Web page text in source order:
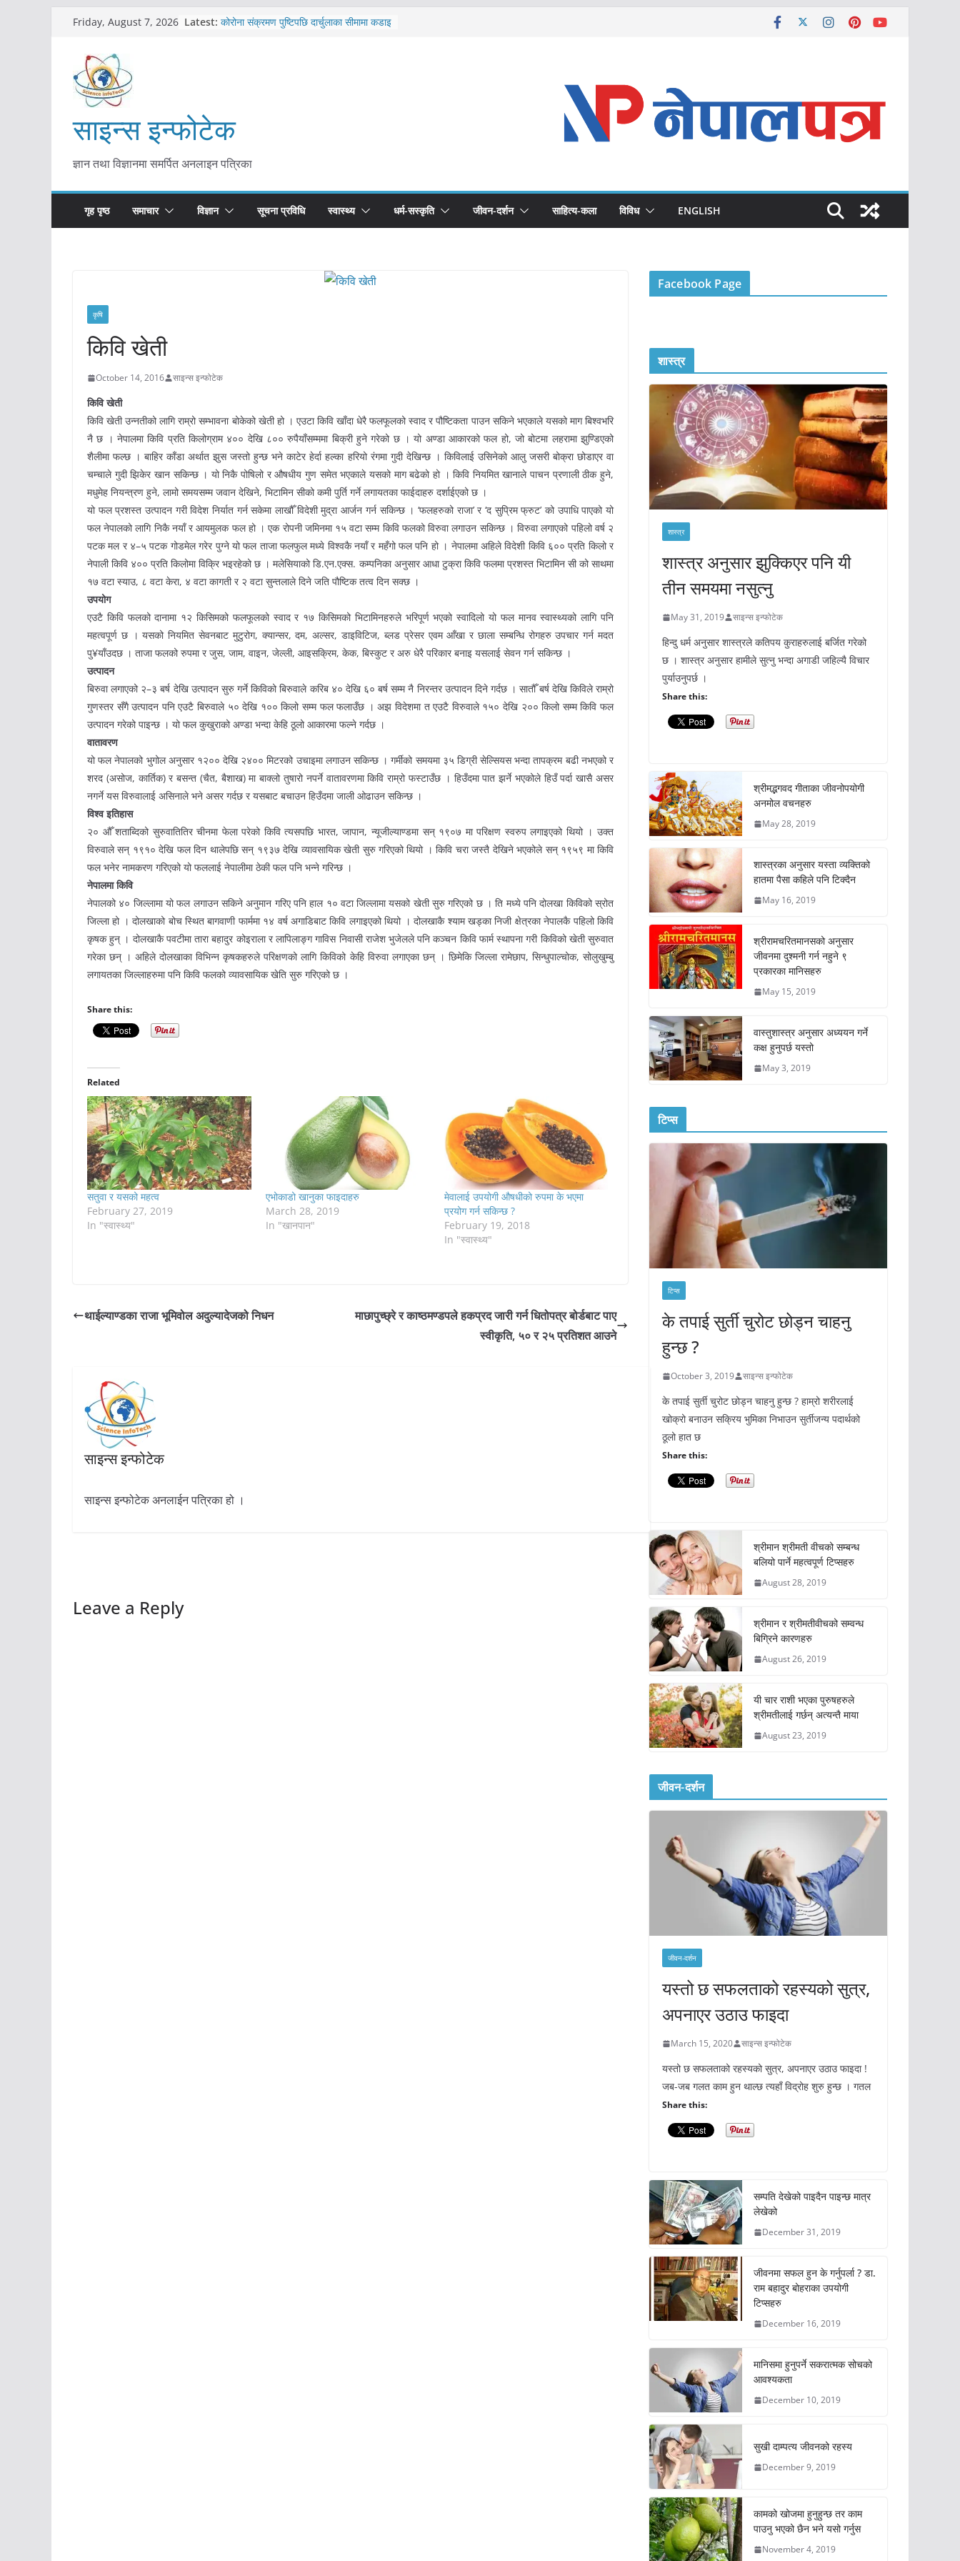
content
Friday, August 7, 2026 Latest: कोरोना संक्रमण पुष्टिपछि दार्चुलाका सीमामा कडाइ
काभ्रेपलाञ्चोकमा आयुर्वेद स्वास्थ्योपचारतर्फ
आकर्षण बढ्दै
साइन्स इन्फोटेक
ज्ञान तथा विज्ञानमा समर्पित अनलाइन पत्रिका
गृह पृष्ठ समाचार विज्ञान सूचना प्रविधि स्वास्थ्य धर्म-सस्कृति जीवन-दर्शन साहित्य-कला विविध ENGLISH
कृषि
किवि खेती
October 14, 2016 साइन्स इन्फोटेक
किवि खेती
किवि खेती उन्नतीको लागि राम्रो सम्भावना बोकेको खेती हो । एउटा किवि खाँदा धेरै फलफूलको स्वाद र पौष्टिकता पाउन सकिने भएकाले यसको माग बिश्वभरि
नै छ । नेपालमा किवि प्रति किलोग्राम ४०० देखि ८०० रुपैयाँसम्ममा बिक्री हुने गरेको छ । यो अण्डा आकारको फल हो, जो बोटमा लहरामा झुण्डिएको
शैलीमा फल्छ । बाहिर काँडा अर्थात झुस जस्तो हुन्छ भने काटेर हेर्दा हल्का हरियो रंगमा गुदी देखिन्छ । किविलाई उसिनेको आलु जसरी बोक्रा छोडाएर वा
चम्चाले गुदी झिकेर खान सकिन्छ । यो निकै पोषिलो र औषधीय गुण समेत भएकाले यसको माग बढेको हो । किवि नियमित खानाले पाचन प्रणाली ठीक हुने,
मधुमेह नियन्त्रण हुने, लामो समयसम्म जवान देखिने, भिटामिन सीको कमी पुर्ति गर्ने लगायतका फाईदाहरु दर्शाईएको छ ।
यो फल प्रशस्त उत्पादन गरी विदेश निर्यात गर्न सकेमा लाखौँ विदेशी मुद्रा आर्जन गर्न सकिन्छ । ‘फलहरुको राजा’ र ‘द सुप्रिम फ्रुट’ को उपाधि पाएको यो
फल नेपालको लागि निकै नयाँ र आयमुलक फल हो । एक रोपनी जमिनमा १५ वटा सम्म किवि फलको विरुवा लगाउन सकिन्छ । विरुवा लगाएको पहिलो वर्ष २
पटक मल र ४–५ पटक गोडमेल गरेर पुग्ने यो फल ताजा फलफुल मध्ये विश्वकै नयाँ र महँगो फल पनि हो । नेपालमा अहिले विदेशी किवि ६०० प्रति किलो र
नेपाली किवि ४०० प्रति किलोमा विक्रि भइरहेको छ । मलेसियाको डि.एन.एक्स. कम्पनिका अनुसार आधा टुक्रा किवि फलमा प्रशस्त भिटामिन सी को साथमा
१७ वटा स्याउ, ८ वटा केरा, ४ वटा कागती र २ वटा सुन्तलाले दिने जति पौष्टिक तत्व दिन सक्छ ।
उपयोग
एउटै किवि फलको दानामा १२ किसिमको फलफूलको स्वाद र १७ किसिमको भिटामिनहरुले भरिपूर्ण भएको स्वादिलो यो फल मानव स्वास्थ्यको लागि पनि
महत्वपूर्ण छ । यसको नियमित सेवनबाट मुटुरोग, क्यान्सर, दम, अल्सर, डाइविटिज, ब्लड प्रेसर एवम आँखा र छाला सम्बन्धि रोगहरु उपचार गर्न मदत
पु¥याँउदछ । ताजा फलको रुपमा र जुस, जाम, वाइन, जेल्ली, आइसक्रिम, केक, बिस्कुट र अरु धेरै परिकार बनाइ यसलाई सेवन गर्न सकिन्छ ।
उत्पादन
बिरुवा लगाएको २–३ बर्ष देखि उत्पादन सुरु गर्ने किविको बिरुवाले करिब ४० देखि ६० बर्ष सम्म नै निरन्तर उत्पादन दिने गर्दछ । सातौँ बर्ष देखि किविले राम्रो
गुणस्तर सँगै उत्पादन पनि एउटै बिरुवाले ५० देखि १०० किलो सम्म फल फलाउँछ । अझ विदेशमा त एउटै विरुवाले १५० देखि २०० किलो सम्म किवि फल
उत्पादन गरेको पाइन्छ । यो फल कुखुराको अण्डा भन्दा केहि ठूलो आकारमा फल्ने गर्दछ ।
वातावरण
यो फल नेपालको भुगोल अनुसार १२०० देखि २४०० मिटरको उचाइमा लगाउन सकिन्छ । गर्मीको समयमा ३५ डिग्री सेल्सियस भन्दा तापक्रम बढी नभएको र
शरद (असोज, कार्तिक) र बसन्त (चैत, बैशाख) मा बाक्लो तुषारो नपर्ने वातावरणमा किवि राम्रो फस्टाउँछ । हिउँदमा पात झर्ने भएकोले हिउँ पर्दा खासै असर
नगर्ने यस विरुवालाई असिनाले भने असर गर्दछ र यसबाट बचाउन हिउँदमा जाली ओढाउन सकिन्छ ।
विश्व इतिहास
२० औँ शताब्दिको सुरुवातितिर चीनमा फेला परेको किवि त्यसपछि भारत, जापान, न्यूजील्याण्डमा सन् १९०७ मा परिक्षण स्वरुप लगाइएको थियो । उक्त
विरुवाले सन् १९१० देखि फल दिन थालेपछि सन् १९३७ देखि व्यावसायिक खेती सुरु गरिएको थियो । किवि चरा जस्तै देखिने भएकोले सन् १९५९ मा किवि
फल भनेर नामकरण गरिएको यो फललाई नेपालीमा ठेकी फल पनि भन्ने गरिन्छ ।
नेपालमा किवि
नेपालको ४० जिल्लामा यो फल लगाउन सकिने अनुमान गरिए पनि हाल १० वटा जिल्लामा यसको खेती सुरु गरिएको छ । ति मध्ये पनि दोलखा किविको स्रोत
जिल्ला हो । दोलखाको बोच स्थित बागवाणी फार्ममा १४ वर्ष अगाडिबाट किवि लगाइएको थियो । दोलखाकै श्याम खड्का निजी क्षेत्रका नेपालकै पहिलो किवि
कृषक हुन् । दोलखाकै पवटीमा तारा बहादुर कोइराला र लापिलाङ्ग गाविस निवासी राजेश भुजेलले पनि कञ्चन किवि फार्म स्थापना गरी किविको खेती सुरुवात
गरेका छन् । अहिले दोलखाका विभिन्न कृषकहरुले परिक्षणको लागि किविको केहि विरुवा लगाएका छन् । छिमेकि जिल्ला रामेछाप, सिन्धुपाल्चोक, सोलुखुम्बु
लगायतका जिल्लाहरुमा पनि किवि फलको व्यावसायिक खेति सुरु गरिएको छ ।
Share this:
Related
सतुवा र यसको महत्व
February 27, 2019
In "स्वास्थ्य"
एभोकाडो खानुका फाइदाहरु
March 28, 2019
In "खानपान"
मेवालाई उपयोगी औषधीको रुपमा के भएमा
प्रयोग गर्न सकिन्छ ?
February 19, 2018
In "स्वास्थ्य"
थाईल्याण्डका राजा भूमिवोल अदुल्यादेजको निधन
माछापुच्छ्रे र काष्ठमण्डपले हकप्रद जारी गर्न धितोपत्र बोर्डबाट पाए
स्वीकृति, ५० र २५ प्रतिशत आउने
साइन्स इन्फोटेक
साइन्स इन्फोटेक अनलाईन पत्रिका हो ।
Leave a Reply
Facebook Page
शास्त्र
शास्त्र
शास्त्र अनुसार झुक्किएर पनि यी
तीन समयमा नसुत्नु
May 31, 2019 साइन्स इन्फोटेक
हिन्दु धर्म अनुसार शास्त्रले कतिपय कुराहरुलाई बर्जित गरेको
छ । शास्त्र अनुसार हामीले सुत्नु भन्दा अगाडी जहिल्यै विचार
पुर्याउनुपर्छ ।
Share this:
श्रीमद्भगवद गीताका जीवनोपयोगी
अनमोल वचनहरु
May 28, 2019
शास्त्रका अनुसार यस्ता व्यक्तिको
हातमा पैसा कहिले पनि टिक्दैन
May 16, 2019
श्रीरामचरितमानसको अनुसार
जीवनमा दुश्मनी गर्न नहुने ९
प्रकारका मानिसहरु
May 15, 2019
वास्तुशास्त्र अनुसार अध्ययन गर्ने
कक्ष हुनुपर्छ यस्तो
May 3, 2019
टिप्स
टिप्स
के तपाई सुर्ती चुरोट छोड्न चाहनु
हुन्छ ?
October 3, 2019 साइन्स इन्फोटेक
के तपाई सुर्ती चुरोट छोड्न चाहनु हुन्छ ? हाम्रो शरीरलाई
खोक्रो बनाउन सक्रिय भुमिका निभाउन सुर्तीजन्य पदार्थको
ठूलो हात छ
Share this:
श्रीमान श्रीमती वीचको सम्बन्ध
बलियो पार्ने महत्वपूर्ण टिप्सहरु
August 28, 2019
श्रीमान र श्रीमतीवीचको सम्वन्ध
बिग्रिने कारणहरु
August 26, 2019
यी चार राशी भएका पुरुषहरुले
श्रीमतीलाई गर्छन् अत्यन्तै माया
August 23, 2019
जीवन-दर्शन
जीवन-दर्शन
यस्तो छ सफलताको रहस्यको सुत्र,
अपनाएर उठाउ फाइदा
March 15, 2020 साइन्स इन्फोटेक
यस्तो छ सफलताको रहस्यको सुत्र, अपनाएर उठाउ फाइदा !
जब-जब गलत काम हुन थाल्छ त्यहाँ विद्रोह शुरु हुन्छ । गतल
Share this:
सम्पति देखेको पाइदैन पाइन्छ मात्र
लेखेको
December 31, 2019
जीवनमा सफल हुन के गर्नुपर्ला ? डा.
राम बहादुर बोहराका उपयोगी
टिप्सहरु
December 16, 2019
मानिसमा हुनुपर्ने सकरात्मक सोचको
आवश्यकता
December 10, 2019
सुखी दाम्पत्य जीवनको रहस्य
December 9, 2019
कामको खोजमा हुनुहुन्छ तर काम
पाउनु भएको छैन भने यसो गर्नुस
November 4, 2019